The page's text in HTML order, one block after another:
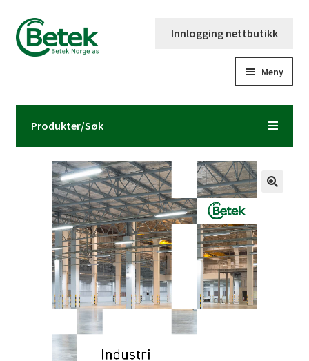
Hopp
til
navigasjon
Hopp
til
innhold
Innlogging nettbutikk
Meny
Forsiden
Kontaktinformasjon
Om Betek Norge AS
Volumpriser
Produkter/Søk